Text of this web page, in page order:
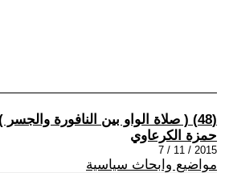
(48) ( صلاة الواو بين النافورة والجسر )
حمزة الكرعاوي
2015 / 11 / 7
مواضيع وابحاث سياسية